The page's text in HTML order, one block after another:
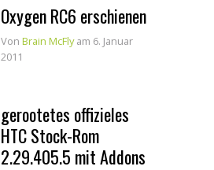
Oxygen RC6 erschienen
Von Brain McFly am 6. Januar
2011
gerootetes offizieles
HTC Stock-Rom
2.29.405.5 mit Addons